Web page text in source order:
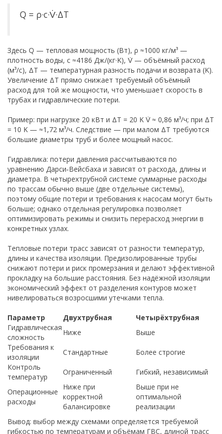
Q = ρ·c·V̇·ΔT
Здесь Q — тепловая мощность (Вт), ρ ≈1000 кг/м³ —
плотность воды, c ≈4186 Дж/(кг·K), V̇ — объёмный расход
(м³/с), ΔT — температурная разность подачи и возврата (K).
Увеличение ΔT прямо снижает требуемый объёмный
расход для той же мощности, что уменьшает скорость в
трубах и гидравлические потери.
Пример: при нагрузке 20 кВт и ΔT = 20 K V̇ ≈ 0,86 м³/ч; при ΔT
= 10 K — ≈1,72 м³/ч. Следствие — при малом ΔT требуются
большие диаметры труб и более мощный насос.
Гидравлика: потери давления рассчитываются по
уравнению Дарси‑Вейсбаха и зависят от расхода, длины и
диаметра. В четырехтрубной системе суммарные расходы
по трассам обычно выше (две отдельные системы),
поэтому общие потери и требования к насосам могут быть
больше; однако отдельная регулировка позволяет
оптимизировать режимы и снизить перерасход энергии в
конкретных узлах.
Тепловые потери трасс зависят от разности температур,
длины и качества изоляции. Предизолированные трубы
снижают потери и риск промерзания и делают эффективной
прокладку на большие расстояния. Без надёжной изоляции
экономический эффект от разделения контуров может
нивелироваться возросшими утечками тепла.
Параметр Двухтрубная
Четырёхтрубная
Гидравлическая
сложность
Ниже
Выше
Требования к
изоляции
Стандартные
Более строгие
Контроль
температур
Ограниченный Гибкий, независимый
Операционные
расходы
Ниже при
корректной
балансировке
Выше при не
оптимальной
реализации
Вывод: выбор между схемами определяется требуемой
гибкостью по температурам и объёмам ГВС, длиной трасс